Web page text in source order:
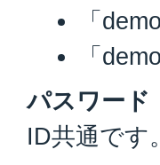
「
「
パスワード
ID共通です